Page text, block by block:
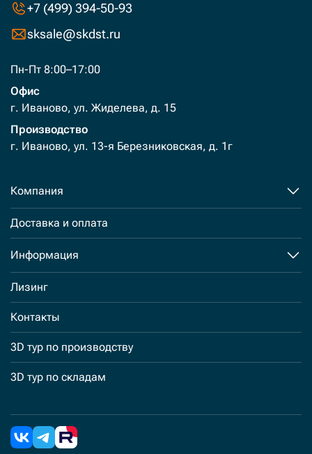
+7 (499) 394-50-93
sksale@skdst.ru
Пн-Пт 8:00–17:00
Офис
г. Иваново, ул. Жиделева, д. 15
Производство
г. Иваново, ул. 13-я Березниковская, д. 1г
Компания
Доставка и оплата
Информация
Лизинг
Контакты
3D тур по производству
3D тур по складам